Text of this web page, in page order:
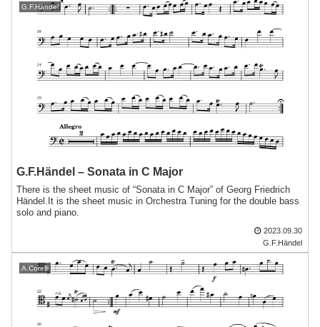
G.F.Händel
G.F.Händel – Sonata in C Major
There is the sheet music of “Sonata in C Major” of Georg Friedrich
Händel.It is the sheet music in Orchestra Tuning for the double bass
solo and piano.
2023.09.30
G.F.Händel
A.Corelli